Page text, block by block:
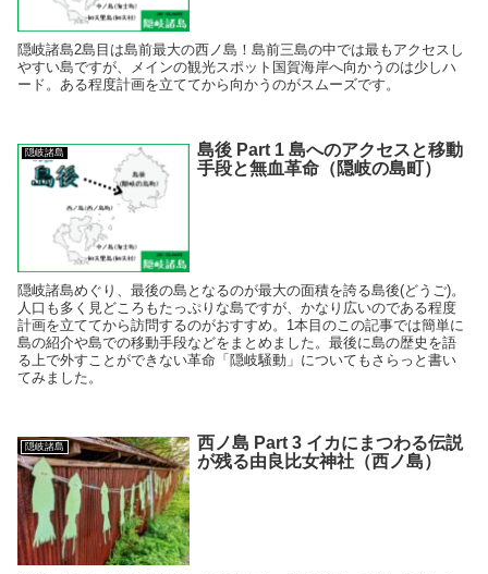
隠岐諸島2島目は島前最大の西ノ島！島前三島の中では最もアクセスし
やすい島ですが、メインの観光スポット国賀海岸へ向かうのは少しハ
ード。ある程度計画を立ててから向かうのがスムーズです。
隠岐諸島
島後 Part 1 島へのアクセスと移動
手段と無血革命（隠岐の島町）
隠岐諸島めぐり、最後の島となるのが最大の面積を誇る島後(どうご)。
人口も多く見どころもたっぷりな島ですが、かなり広いのである程度
計画を立ててから訪問するのがおすすめ。1本目のこの記事では簡単に
島の紹介や島での移動手段などをまとめました。最後に島の歴史を語
る上で外すことができない革命「隠岐騒動」についてもさらっと書い
てみました。
隠岐諸島
西ノ島 Part 3 イカにまつわる伝説
が残る由良比女神社（西ノ島）